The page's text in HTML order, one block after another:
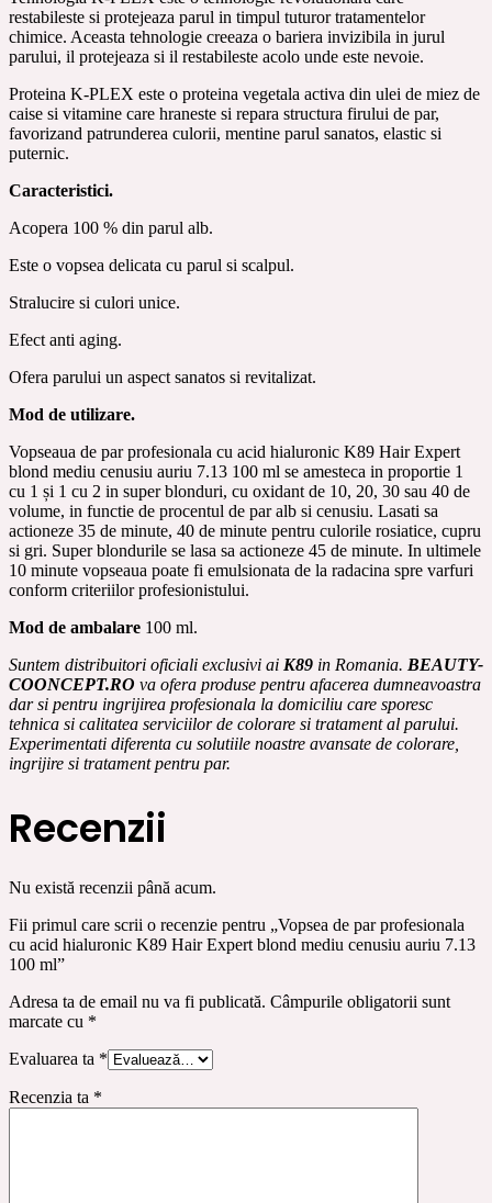
restabileste si protejeaza parul in timpul tuturor tratamentelor
chimice. Aceasta tehnologie creeaza o bariera invizibila in jurul
parului, il protejeaza si il restabileste acolo unde este nevoie.
Proteina K-PLEX este o proteina vegetala activa din ulei de miez de
caise si vitamine care hraneste si repara structura firului de par,
favorizand patrunderea culorii, mentine parul sanatos, elastic si
puternic.
Caracteristici.
Acopera 100 % din parul alb.
Este o vopsea delicata cu parul si scalpul.
Stralucire si culori unice.
Efect anti aging.
Ofera parului un aspect sanatos si revitalizat.
Mod de utilizare.
Vopseaua de par profesionala cu acid hialuronic K89 Hair Expert
blond mediu cenusiu auriu 7.13 100 ml se amesteca in proportie 1
cu 1 și 1 cu 2 in super blonduri, cu oxidant de 10, 20, 30 sau 40 de
volume, in functie de procentul de par alb si cenusiu. Lasati sa
actioneze 35 de minute, 40 de minute pentru culorile rosiatice, cupru
si gri. Super blondurile se lasa sa actioneze 45 de minute. In ultimele
10 minute vopseaua poate fi emulsionata de la radacina spre varfuri
conform criteriilor profesionistului.
Mod de ambalare 100 ml.
Suntem distribuitori oficiali exclusivi ai K89 in Romania. BEAUTY-
COONCEPT.RO va ofera produse pentru afacerea dumneavoastra
dar si pentru ingrijirea profesionala la domiciliu care sporesc
tehnica si calitatea serviciilor de colorare si tratament al parului.
Experimentati diferenta cu solutiile noastre avansate de colorare,
ingrijire si tratament pentru par.
Recenzii
Nu există recenzii până acum.
Fii primul care scrii o recenzie pentru „Vopsea de par profesionala
cu acid hialuronic K89 Hair Expert blond mediu cenusiu auriu 7.13
100 ml”
Adresa ta de email nu va fi publicată. Câmpurile obligatorii sunt
marcate cu *
Evaluarea ta *
Recenzia ta *